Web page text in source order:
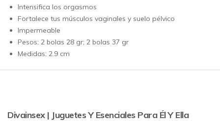
Intensifica los orgasmos
Fortalece tus músculos vaginales y suelo pélvico
Impermeable
Pesos: 2 bolas 28 gr; 2 bolas 37 gr
Medidas: 2.9 cm
Divainsex | Juguetes Y Esenciales Para Él Y Ella